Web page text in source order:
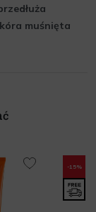
muśnięta
-15%